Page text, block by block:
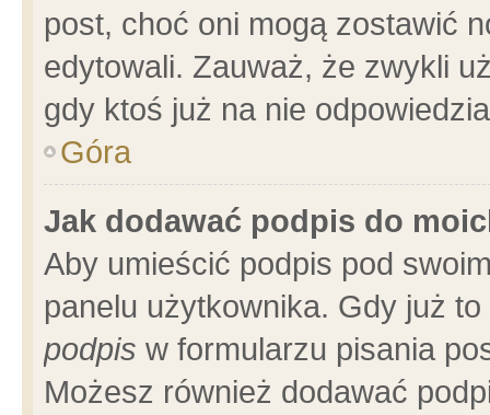
post, choć oni mogą zostawić
edytowali. Zauważ, że zwykli
gdy ktoś już na nie
Góra
Jak dodawać podpis do
Aby umieścić podpis pod
panelu użytkownika. Gdy już
podpis w formularzu pisania
Możesz również dodawać